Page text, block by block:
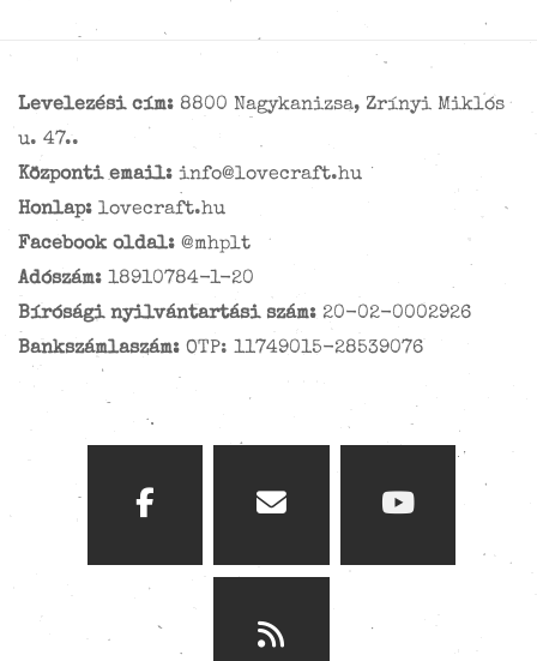
Levelezési cím: 8800 Nagykanizsa, Zrínyi Miklós
u. 47..
Központi email: info@lovecraft.hu
Honlap: lovecraft.hu
Facebook oldal: @mhplt
Adószám: 18910784-1-20
Bírósági nyilvántartási szám: 20-02-0002926
Bankszámlaszám: OTP: 11749015-28539076